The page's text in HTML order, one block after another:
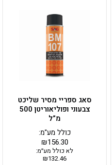
סאג ספריי מסיר שליכט
צבעוני ופוליאוריטן 500
מ”ל
₪156.30
כולל מע"מ:
לא כולל מע״מ:
₪132.46